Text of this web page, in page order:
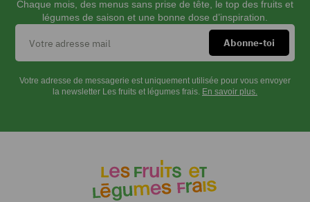
dans
l'eau
sucrée
couper
parties
Chaque mois, des menus sans prise de tête, le top des fruits et
légumes de saison et une bonne dose d’inspiration.
Votre adresse de messagerie est uniquement utilisée pour vous envoyer
la newsletter Les fruits et légumes frais. En savoir plus.